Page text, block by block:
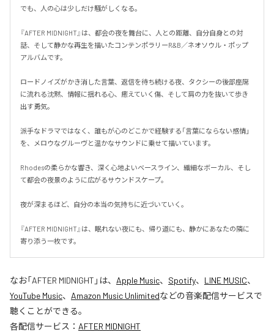
でも、人の心は少しだけ騒がしくなる。
『AFTER MIDNIGHT』は、都会の夜を舞台に、人との距離、自分自身との対
話、そして静かな再生を描いたコンテンポラリーR&B／ネオソウル・ポップ
アルバムです。
ロードノイズがかき消した言葉、返信を待ち続ける夜、タクシーの後部座席
に流れる沈黙、情報に揺れる心、癒えていく傷、そして肩の力を抜いて歩き
出す勇気。
派手なドラマではなく、誰もが心のどこかで経験する「言葉にならない感情」
を、メロウなグルーヴと温かなサウンドに乗せて描いています。
Rhodesの柔らかな響き、深く心地よいベースライン、繊細なボーカル、そし
て都会の夜景のように広がるサウンドスケープ。
夜が深まるほど、自分の本当の気持ちに近づいていく。
『AFTER MIDNIGHT』は、眠れない夜にも、帰り道にも、静かにあなたの隣に
寄り添う一枚です。
なお「AFTER MIDNIGHT 」は、 Apple Music、 Spotify、 LINE MUSIC、
YouTube Music、 Amazon Music Unlimitedなどの音楽配信サービスで
聴くことができる。
各配信サービス： AFTER MIDNIGHT